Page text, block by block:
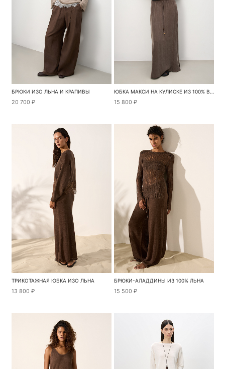
БРЮКИ ИЗО ЛЬНА И КРАПИВЫ
20 700 ₽
ЮБКА МАКСИ НА КУЛИСКЕ ИЗ 100% ВИСКОЗЫ
15 800 ₽
ТРИКОТАЖНАЯ ЮБКА ИЗО ЛЬНА
13 800 ₽
БРЮКИ-АЛАДДИНЫ ИЗ 100% ЛЬНА
15 500 ₽